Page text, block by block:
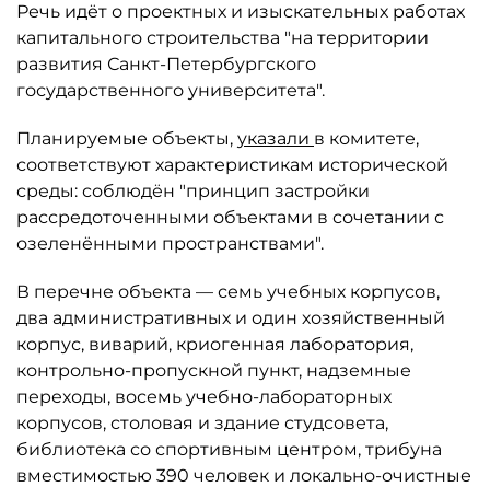
Речь идёт о проектных и изыскательных работах
капитального строительства "на территории
развития Санкт-Петербургского
государственного университета".
Планируемые объекты, указали в комитете,
соответствуют характеристикам исторической
среды: соблюдён "принцип застройки
рассредоточенными объектами в сочетании с
озеленёнными пространствами".
В перечне объекта — семь учебных корпусов,
два административных и один хозяйственный
корпус, виварий, криогенная лаборатория,
контрольно-пропускной пункт, надземные
переходы, восемь учебно-лабораторных
корпусов, столовая и здание студсовета,
библиотека со спортивным центром, трибуна
вместимостью 390 человек и локально-очистные